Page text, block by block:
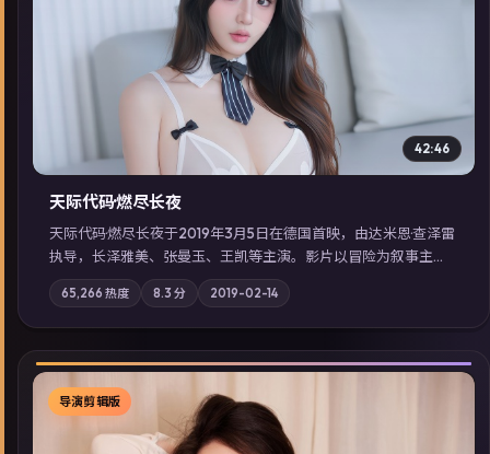
▶
42:46
天际代码·燃尽长夜
天际代码·燃尽长夜于2019年3月5日在德国首映，由达米恩·查泽雷
执导，长泽雅美、张曼玉、王凯等主演。影片以冒险为叙事主
轴，记忆碎片重组后，主角发现自己从未活过“真实”的一天；摄
影与配乐强化地域气质；站内亦可通过「国产免费观看高清电视
剧在线看」延展检索同类型高分佳作，畅享高清在线追剧体验。
65,266 热度 8.3 分 2019-02-14
导演剪辑版